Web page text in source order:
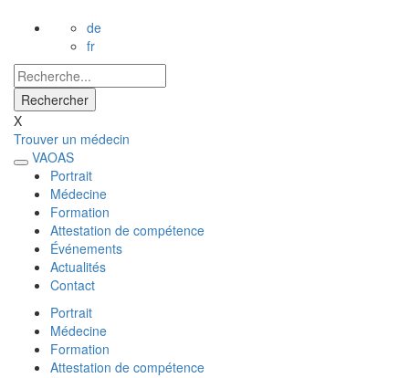
de
fr
X
Trouver un médecin
VAOAS
Portrait
Médecine
Formation
Attestation de compétence
Événements
Actualités
Contact
Portrait
Médecine
Formation
Attestation de compétence